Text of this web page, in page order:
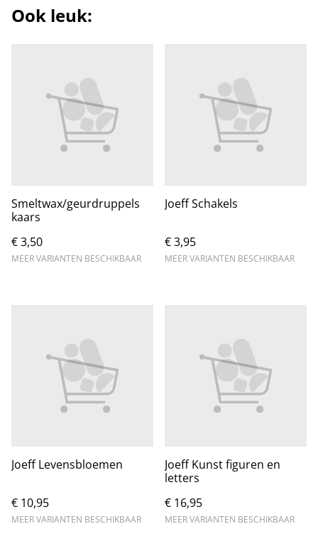
Ook leuk:
Smeltwax/geurdruppels
kaars
€ 3,50
MEER VARIANTEN BESCHIKBAAR
Joeff Schakels
€ 3,95
MEER VARIANTEN BESCHIKBAAR
Joeff Levensbloemen
€ 10,95
MEER VARIANTEN BESCHIKBAAR
Joeff Kunst figuren en
letters
€ 16,95
MEER VARIANTEN BESCHIKBAAR